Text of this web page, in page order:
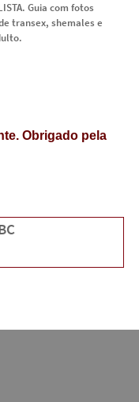
Guia com fotos
transex, shemales e
Obrigado pela